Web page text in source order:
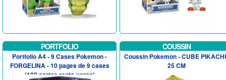
PORTFOLIO
Portfolio A4 - 9 Cases Pokemon -
FORGELINA - 10 pages de 9 cases
(180 cartes recto-verso)
COUSSIN
Coussin Pokemon - CUBE
25 CM